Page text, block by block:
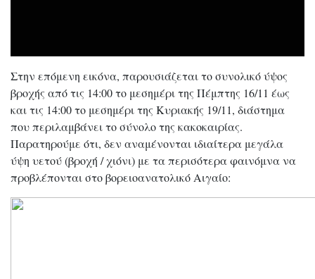
Στην επόμενη εικόνα, παρουσιάζεται το συνολικό ύψος
βροχής από τις 14:00 το μεσημέρι της Πέμπτης 16/11 έως
και τις 14:00 το μεσημέρι της Κυριακής 19/11, διάστημα
που περιλαμβάνει το σύνολο της κακοκαιρίας.
Παρατηρούμε ότι, δεν αναμένονται ιδιαίτερα μεγάλα
ύψη υετού (βροχή / χιόνι) με τα περισότερα φαινόμνα να
προβλέπονται στο βορειοανατολικό Αιγαίο: